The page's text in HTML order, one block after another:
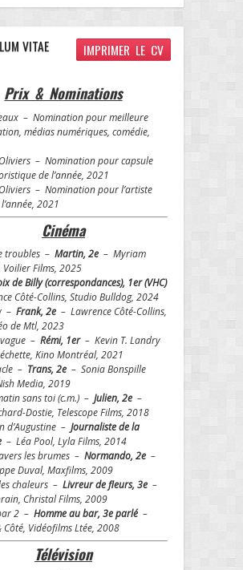
VITAE IMPRIMER LE CV
Prix & Nominations
– Nomination pour meilleure
médias numériques, comédie,
– Nomination pour capsule
de l’année, 2021
– Nomination pour l’artiste
2021
Cinéma
troubles – Martin, 2e – Myriam
Voilier Films, 2025
de Billy (correspondances), 1er (VHC)
Côté-Collins, Studio Bulldog, 2024
– Frank, 2e – Lawrence Côté-Collins,
de Mtl, 2023
– Rémi, 1er – Kevin T. Landry
Kino Montréal, 2021
– Trans, 2e – Sonia Bonspille
Media, 2019
sans toi (c.m.) – Julien, 2e –
Dostie, Telescope Films, 2018
d’Augustine – Journaliste de la
– Léa Pool, Lyla Films, 2014
les brumes – Normando, 2e –
Duval, Maxfilms, 2009
chaleurs – Livreur de fleurs, 3e –
Christal Films, 2009
2 – Homme au bar, 3e parlé–
Vidéofilms Ltée, 2008
Télévision